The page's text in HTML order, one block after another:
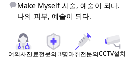
Make Myself 시술, 예술이 되다.
여의사진료전문의 3명마취전문의CCTV설치